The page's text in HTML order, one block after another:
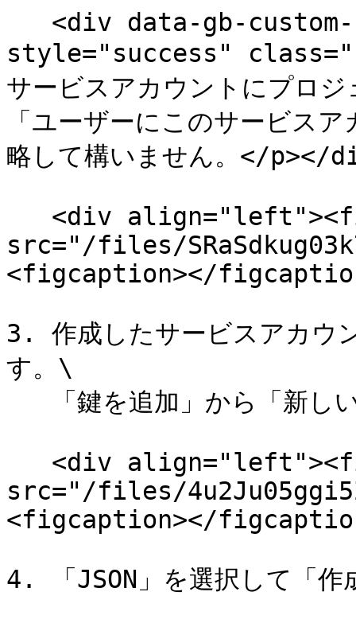
style="success"
サービスアカウントにプロ
「ユーザーにこのサービス
略して構いません。</p></
src="/files/
<figcaption></
3. 作成したサービスアカウ
す。\
src="/files/
<figcaption></
4. 「JSON」を選択して「作